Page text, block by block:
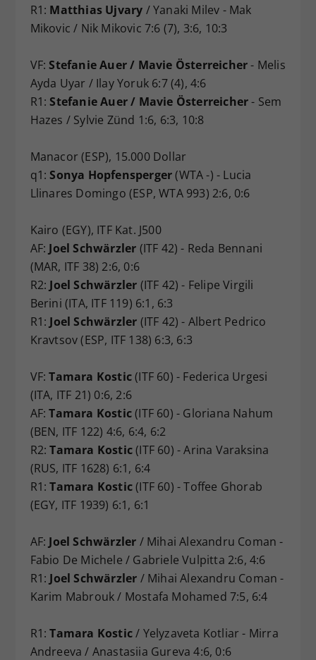
R1: Matthias Ujvary / Yanaki Milev - Mak
Mikovic / Nik Mikovic 7:6 (7), 3:6, 10:3
VF:Stefanie Auer / Mavie Österreicher- Melis
Ayda Uyar / Ilay Yoruk 6:7 (4), 4:6
R1:Stefanie Auer / Mavie Österreicher- Sem
Hazes / Sylvie Zünd 1:6, 6:3, 10:8
Manacor (ESP), 15.000 Dollar
q1:Sonya Hopfensperger(WTA -) - Lucia
Llinares Domingo (ESP, WTA 993) 2:6, 0:6
Kairo (EGY), ITF Kat. J500
AF: Joel Schwärzler (ITF 42) - Reda Bennani
(MAR, ITF 38) 2:6, 0:6
R2: Joel Schwärzler (ITF 42) - Felipe Virgili
Berini (ITA, ITF 119) 6:1, 6:3
R1: Joel Schwärzler (ITF 42) - Albert Pedrico
Kravtsov (ESP, ITF 138) 6:3, 6:3
VF:Tamara Kostic(ITF 60) - Federica Urgesi
(ITA, ITF 21) 0:6, 2:6
AF:Tamara Kostic(ITF 60) - Gloriana Nahum
(BEN, ITF 122) 4:6, 6:4, 6:2
R2:Tamara Kostic(ITF 60) - Arina Varaksina
(RUS, ITF 1628) 6:1, 6:4
R1:Tamara Kostic(ITF 60) - Toffee Ghorab
(EGY, ITF 1939) 6:1, 6:1
AF: Joel Schwärzler / Mihai Alexandru Coman -
Fabio De Michele / Gabriele Vulpitta 2:6, 4:6
R1: Joel Schwärzler / Mihai Alexandru Coman -
Karim Mabrouk / Mostafa Mohamed 7:5, 6:4
R1:Tamara Kostic/ Yelyzaveta Kotliar - Mirra
Andreeva / Anastasiia Gureva 4:6, 0:6